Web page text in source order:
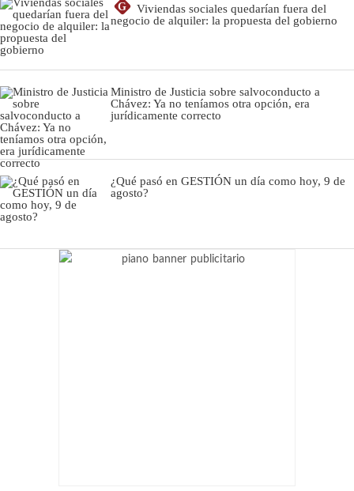
G
Viviendas sociales quedarían fuera del
negocio de alquiler: la propuesta del gobierno
Ministro de Justicia sobre salvoconducto a
Chávez: Ya no teníamos otra opción, era
jurídicamente correcto
¿Qué pasó en GESTIÓN un día como hoy, 9 de
agosto?